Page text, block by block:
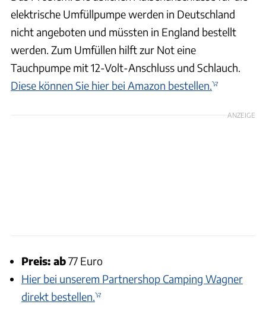
elektrische Umfüllpumpe werden in Deutschland
nicht angeboten und müssten in England bestellt
werden. Zum Umfüllen hilft zur Not eine
Tauchpumpe mit 12-Volt-Anschluss und Schlauch.
Diese können Sie hier bei Amazon bestellen.
ANZEIGE
Preis: ab77 Euro
Hier bei unserem Partnershop Camping Wagner
direkt bestellen.